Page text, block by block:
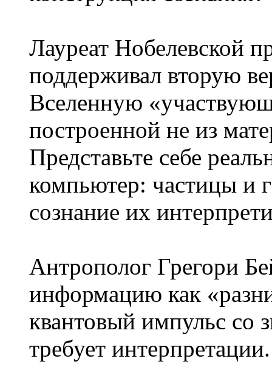
Лауреат Нобелевской
поддерживал вторую
Вселенную
построенной не из
Представьте себе
компьютер: частицы и
сознание их
Антрополог Грегори
информацию как
квантовый импульс со
требует интерпретации.